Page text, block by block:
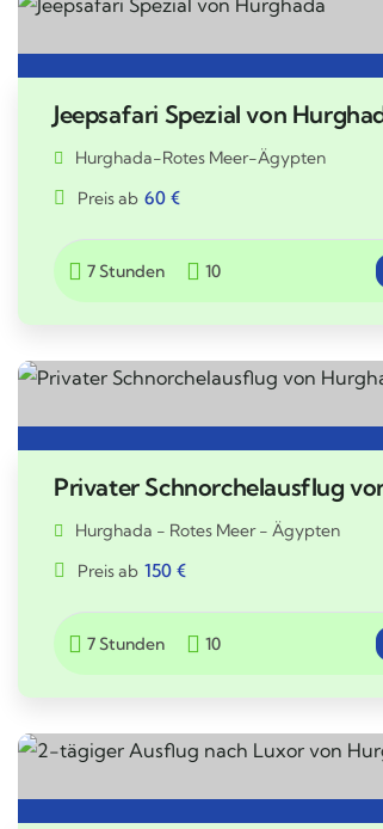
Jeepsafari Spezial von
Hurghada-Rotes Meer-Ägypten
Preis ab 60 €
7 Stunden 10
Privater Schnorchelausflug
Hurghada - Rotes Meer - Ägypten
Preis ab 150 €
7 Stunden 10